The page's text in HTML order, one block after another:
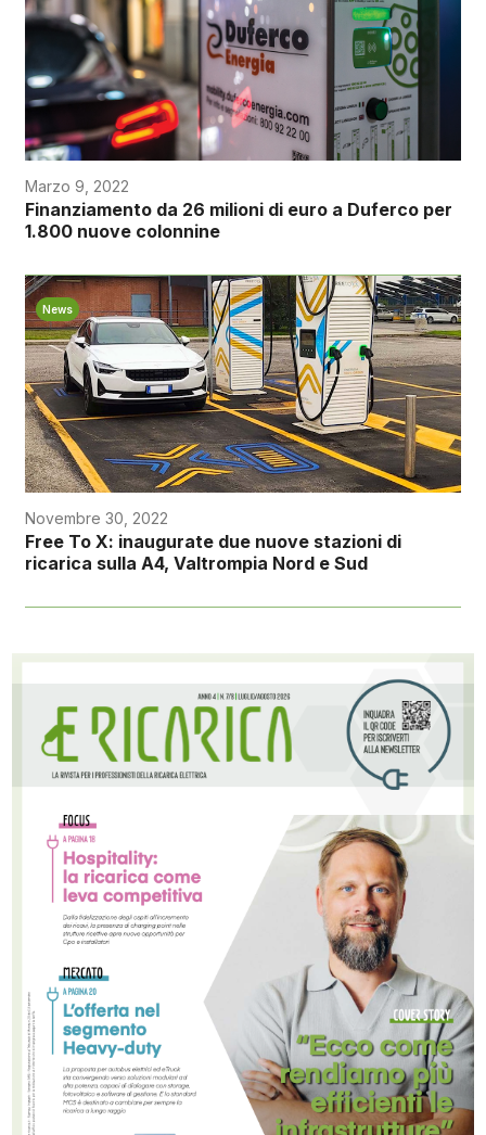
Marzo 9, 2022
Finanziamento da 26 milioni di euro a Duferco per
1.800 nuove colonnine
News
Novembre 30, 2022
Free To X: inaugurate due nuove stazioni di
ricarica sulla A4, Valtrompia Nord e Sud